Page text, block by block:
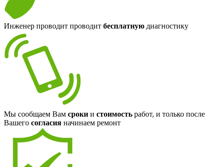
Инженер проводит проводит бесплатную диагностику
Мы сообщаем Вам сроки и стоимость работ, и только после
Вашего согласия начинаем ремонт